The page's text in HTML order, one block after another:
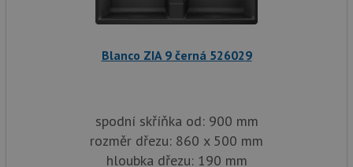
Blanco ZIA 9 černá 526029
spodní skříňka od: 900 mm
rozměr dřezu: 860 x 500 mm
hloubka dřezu: 190 mm